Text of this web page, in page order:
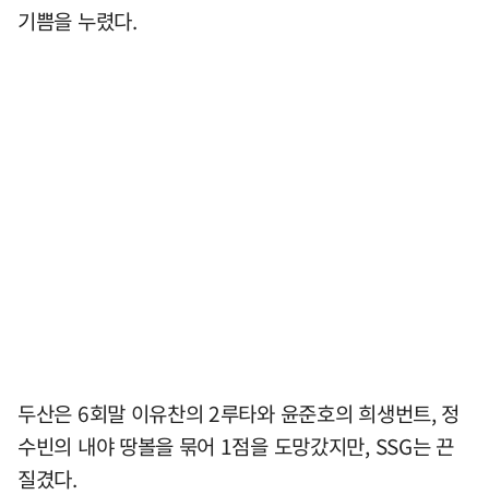
기쁨을 누렸다.
두산은 6회말 이유찬의 2루타와 윤준호의 희생번트, 정
수빈의 내야 땅볼을 묶어 1점을 도망갔지만, SSG는 끈
질겼다.